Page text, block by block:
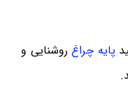
پایه چراغ روشنایی و